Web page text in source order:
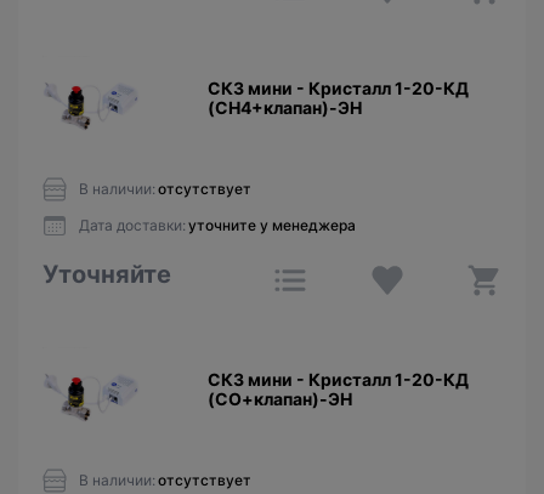
СКЗ мини - Кристалл 1-20-КД
(CH4+клапан)-ЭН
В наличии: отсутствует
Дата доставки: уточните у менеджера
Уточняйте
СКЗ мини - Кристалл 1-20-КД
(CО+клапан)-ЭН
В наличии: отсутствует